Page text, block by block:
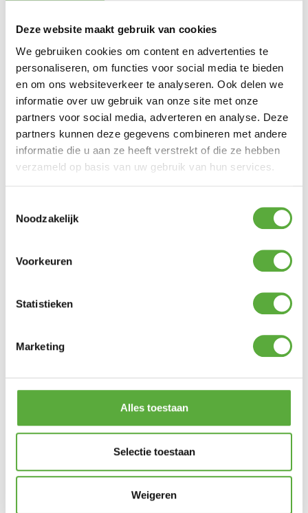
Deze website maakt gebruik van cookies
We gebruiken cookies om content en advertenties te
personaliseren, om functies voor social media te bieden
en om ons websiteverkeer te analyseren. Ook delen we
informatie over uw gebruik van onze site met onze
partners voor social media, adverteren en analyse. Deze
partners kunnen deze gegevens combineren met andere
informatie die u aan ze heeft verstrekt of die ze hebben
verzameld op basis van uw gebruik van hun services.
Noodzakelijk
Voorkeuren
Statistieken
Marketing
Alles toestaan
Selectie toestaan
Weigeren
120 cm
Breedte
75 cm
Hoogte
30 cm
SKU
213718
BIJPASSENDE ACCESSOIRES EN ALTERNATIEVE
PRODUCTEN